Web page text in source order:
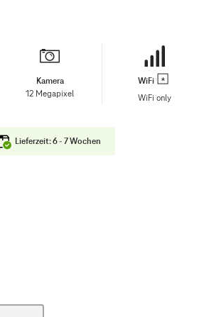
Kamera
12 Megapixel
WiFi
WiFi only
Lieferzeit: 6 - 7 Wochen